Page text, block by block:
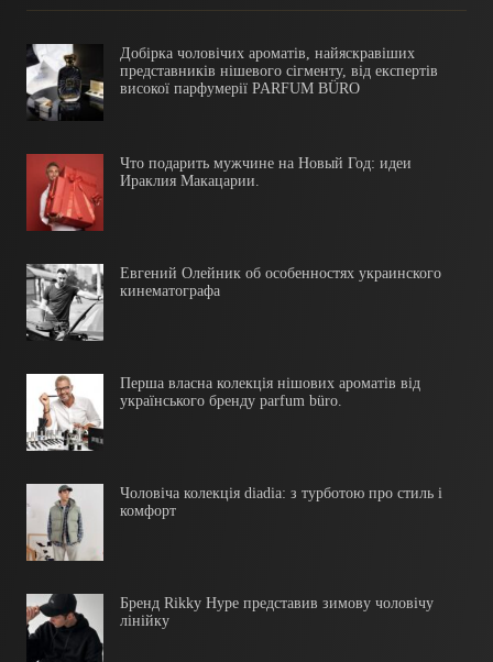
Добірка чоловічих ароматів, найяскравіших
представників нішевого сігменту, від експертів
високої парфумерії PARFUM BÜRO
Что подарить мужчине на Новый Год: идеи
Ираклия Макацарии.
Евгений Олейник об особенностях украинского
кинематографа
Перша власна колекція нішових ароматів від
українського бренду parfum büro.
Чоловіча колекція diadia: з турботою про стиль і
комфорт
Бренд Rikky Hype представив зимову чоловічу
лінійку